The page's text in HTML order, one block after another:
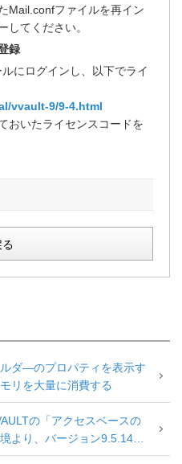
Mail.confファイルを再イン
してください。
録
にログインし、以下でライ
vvault-9/9-4.html
おいたライセンスコードを
る
ダ―のプロパティを表示す
リを大量に消費する
の「アクセスベースの
より、バージョン9.5.14以
注意点